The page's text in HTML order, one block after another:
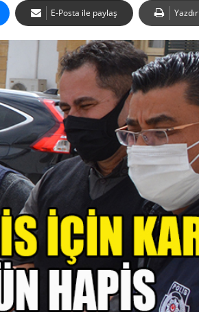
E-Posta ile paylaş Yazdır